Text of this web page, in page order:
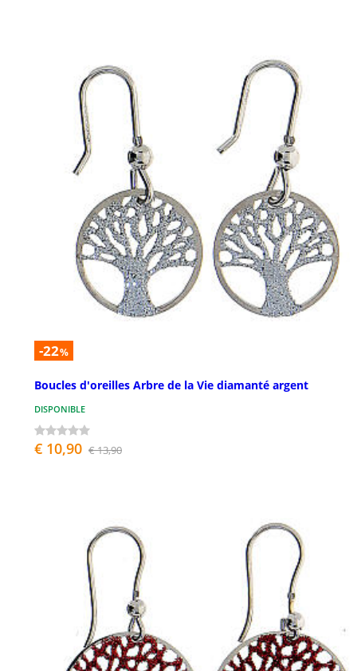
-22%
Boucles d'oreilles Arbre de la Vie diamanté argent
DISPONIBLE
€ 10,90 € 13,90